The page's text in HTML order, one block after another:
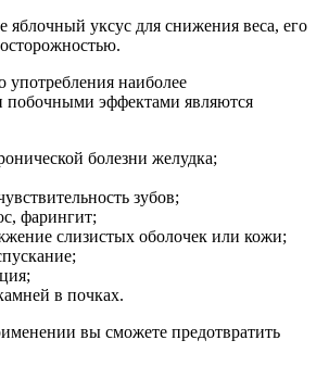
яблочный уксус для снижения веса, его
употребления наиболее
побочными эффектами являются
болезни желудка;
зубов;
фарингит;
слизистых оболочек или кожи;
в почках.
вы сможете предотвратить